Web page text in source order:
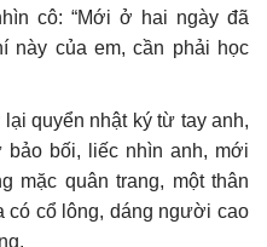
cô: “Mới ở hai ngày đã
này của em, cần phải học
quyển nhật ký từ tay anh,
bảo bối, liếc nhìn anh, mới
mặc quân trang, một thân
có cổ lông, dáng người cao